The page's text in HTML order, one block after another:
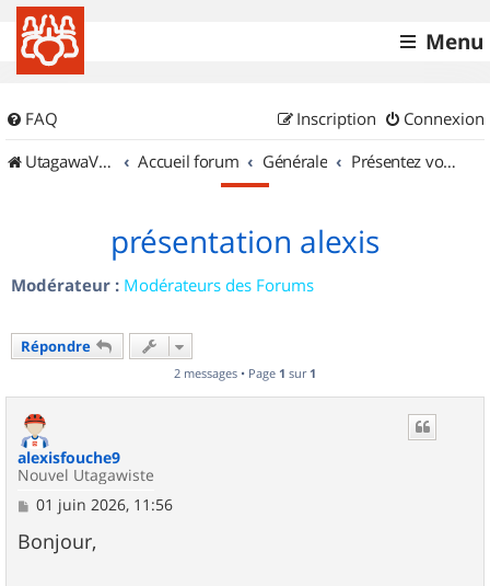
Menu
FAQ Connexion
Inscription
UtagawaVTT (Randos VTT et VTTAE avec traces GPS)
Accueil forum Générale Présentez vous !
présentation alexis
Modérateur : Modérateurs des Forums
Répondre
2 messages • Page 1 sur 1
alexisfouche9
Nouvel Utagawiste
M
s
s
01 juin 2026, 11:56
Bonjour,